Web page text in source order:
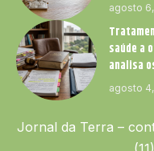
agosto
saúde a
analisa
agosto
Jornal da Terra –